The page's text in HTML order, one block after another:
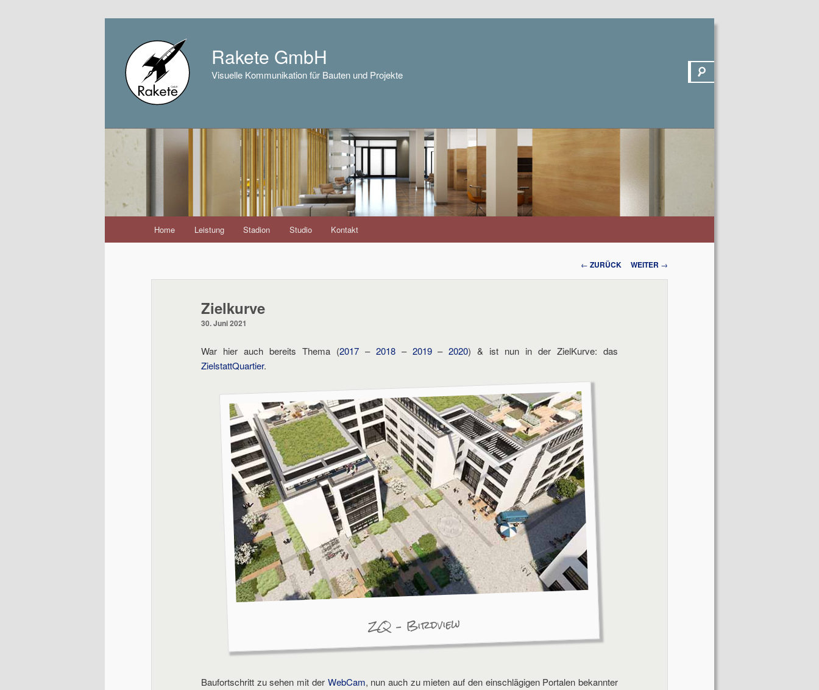
Rakete GmbH
Visuelle Kommunikation für Bauten und Projekte
Zum
Home Leistung Stadion Studio Kontakt
Beitrags-
Navigation
← ZURÜCK WEITER →
Zielkurve
30. Juni 2021
War hier auch bereits Thema (2017– 2018– 2019–2020) & ist nun in der ZielKurve: das
ZielstattQuartier.
ZQ – Birdview
Baufortschritt zu sehen mit der WebCam, nun auch zu mieten auf den einschlägigen Portalen bekannter